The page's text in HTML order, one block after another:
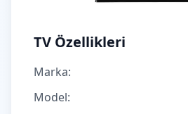
TV Özellikleri
Marka:
Model: